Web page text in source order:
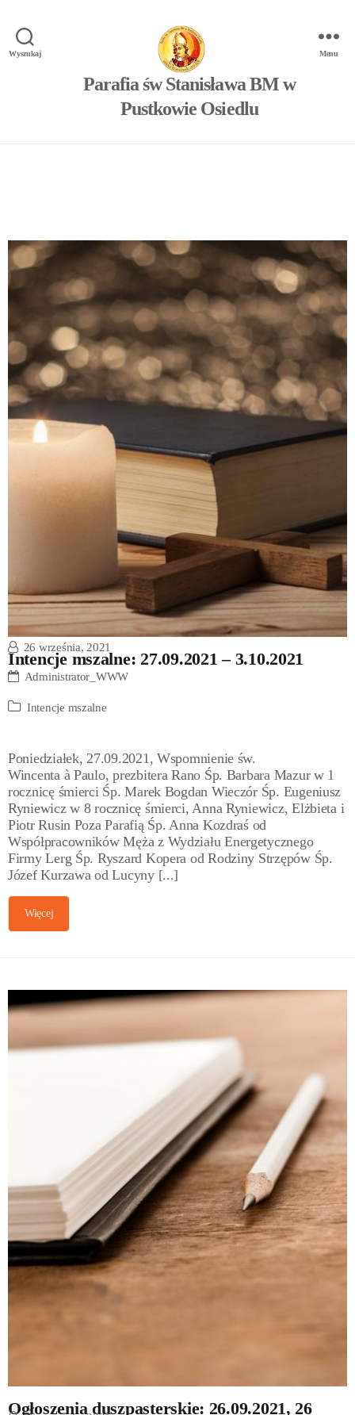
Wyszukaj
Parafia św Stanisława BM w
Pustkowie Osiedlu
Menu
Intencje mszalne: 27.09.2021 – 3.10.2021
26 września, 2021
Administrator_WWW
Intencje mszalne
Poniedziałek, 27.09.2021, Wspomnienie św.
Wincenta à Paulo, prezbitera Rano Śp. Barbara Mazur w 1
rocznicę śmierci Śp. Marek Bogdan Wieczór Śp. Eugeniusz
Ryniewicz w 8 rocznicę śmierci, Anna Ryniewicz, Elżbieta i
Piotr Rusin Poza Parafią Śp. Anna Kozdraś od
Współpracowników Męża z Wydziału Energetycznego
Firmy Lerg Śp. Ryszard Kopera od Rodziny Strzępów Śp.
Józef Kurzawa od Lucyny [...]
Więcej
Ogłoszenia duszpasterskie: 26.09.2021, 26